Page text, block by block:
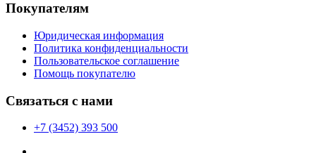
Покупателям
Юридическая информация
Политика конфиденциальности
Пользовательское соглашение
Помощь покупателю
Связаться с нами
+7 (3452) 393 500